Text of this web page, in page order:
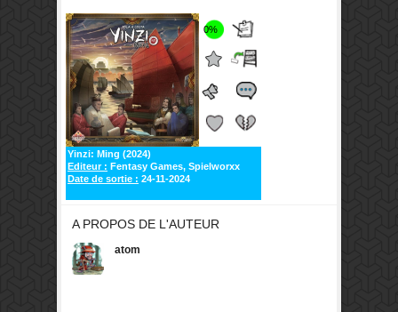
0%
Yinzi: Ming (2024)
Editeur : Fentasy Games, Spielworxx
Date de sortie : 24-11-2024
A PROPOS DE L'AUTEUR
atom